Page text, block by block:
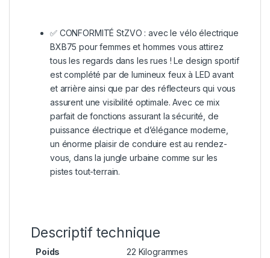
✅ CONFORMITÉ StZVO : avec le vélo électrique
BXB75 pour femmes et hommes vous attirez
tous les regards dans les rues ! Le design sportif
est complété par de lumineux feux à LED avant
et arrière ainsi que par des réflecteurs qui vous
assurent une visibilité optimale. Avec ce mix
parfait de fonctions assurant la sécurité, de
puissance électrique et d’élégance moderne,
un énorme plaisir de conduire est au rendez-
vous, dans la jungle urbaine comme sur les
pistes tout-terrain.
Descriptif technique
Poids ‎22 Kilogrammes